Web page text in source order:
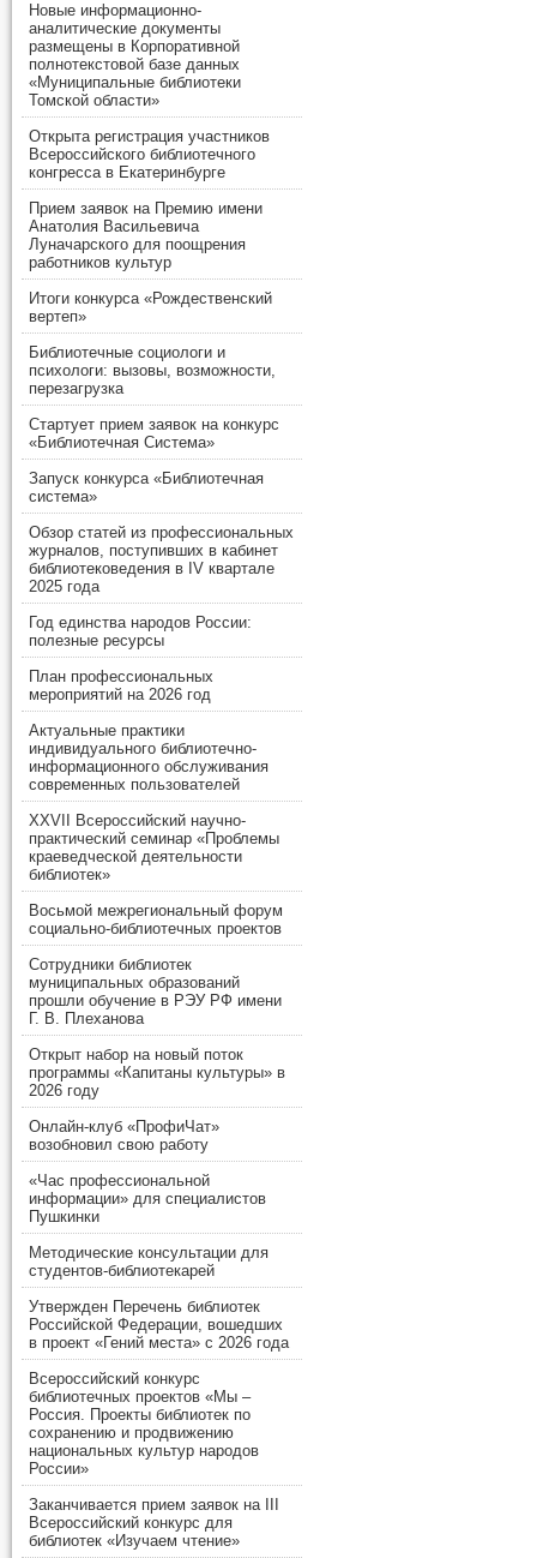
Новые информационно-
аналитические документы
размещены в Корпоративной
полнотекстовой базе данных
«Муниципальные библиотеки
Томской области»
Открыта регистрация участников
Всероссийского библиотечного
конгресса в Екатеринбурге
Прием заявок на Премию имени
Анатолия Васильевича
Луначарского для поощрения
работников культур
Итоги конкурса «Рождественский
вертеп»
Библиотечные социологи и
психологи: вызовы, возможности,
перезагрузка
Стартует прием заявок на конкурс
«Библиотечная Система»
Запуск конкурса «Библиотечная
система»
Обзор статей из профессиональных
журналов, поступивших в кабинет
библиотековедения в IV квартале
2025 года
Год единства народов России:
полезные ресурсы
План профессиональных
мероприятий на 2026 год
Актуальные практики
индивидуального библиотечно-
информационного обслуживания
современных пользователей
XXVII Всероссийский научно-
практический семинар «Проблемы
краеведческой деятельности
библиотек»
Восьмой межрегиональный форум
социально-библиотечных проектов
Сотрудники библиотек
муниципальных образований
прошли обучение в РЭУ РФ имени
Г. В. Плеханова
Открыт набор на новый поток
программы «Капитаны культуры» в
2026 году
Онлайн-клуб «ПрофиЧат»
возобновил свою работу
«Час профессиональной
информации» для специалистов
Пушкинки
Методические консультации для
студентов-библиотекарей
Утвержден Перечень библиотек
Российской Федерации, вошедших
в проект «Гений места» с 2026 года
Всероссийский конкурс
библиотечных проектов «Мы –
Россия. Проекты библиотек по
сохранению и продвижению
национальных культур народов
России»
Заканчивается прием заявок на III
Всероссийский конкурс для
библиотек «Изучаем чтение»